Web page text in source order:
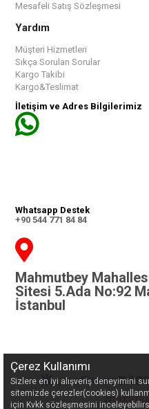
Mesafeli Satış Sözleşmesi
Yardım
Müşteri Hizmetleri
Sıkça Sorulan Sorular
Kargo Takibi
Kargo&Teslimat
İletişim ve Adres Bilgilerimiz
Whatsapp Destek
+90 544 771 84 84
Mahmutbey
Sitesi 5.Ada No:92
İstanbul
Çerez Kullanımı
Sizlere en iyi alışveriş deneyimini
sitemizde çerezler(cookies)
için Kvkk sözleşmesini